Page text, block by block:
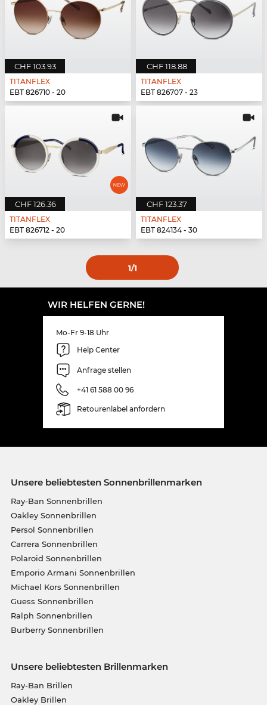
CHF 103.93
TITANFLEX
EBT 826710 - 20
CHF 118.88
TITANFLEX
EBT 826707 - 23
CHF 126.36
TITANFLEX
EBT 826712 - 20
CHF 123.37
TITANFLEX
EBT 824134 - 30
1/1
WIR HELFEN GERNE!
Mo-Fr 9-18 Uhr
Help Center
Anfrage stellen
+41 61 588 00 96
Retourenlabel anfordern
Unsere beliebtesten Sonnenbrillenmarken
Ray-Ban Sonnenbrillen
Oakley Sonnenbrillen
Persol Sonnenbrillen
Carrera Sonnenbrillen
Polaroid Sonnenbrillen
Emporio Armani Sonnenbrillen
Michael Kors Sonnenbrillen
Guess Sonnenbrillen
Ralph Sonnenbrillen
Burberry Sonnenbrillen
Unsere beliebtesten Brillenmarken
Ray-Ban Brillen
Oakley Brillen